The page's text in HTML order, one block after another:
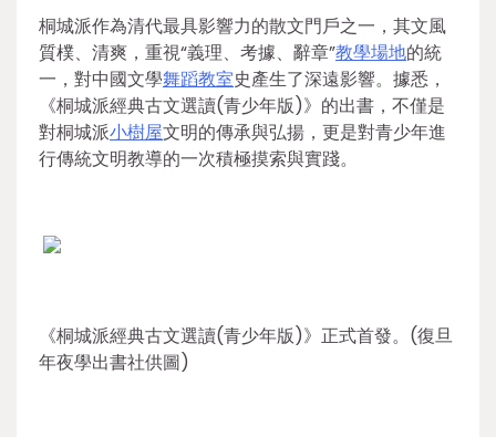
桐城派作為清代最具影響力的散文門戶之一，其文風
質樸、清爽，重視“義理、考據、辭章”教學場地的統
一，對中國文學舞蹈教室史產生了深遠影響。據悉，
《桐城派經典古文選讀(青少年版)》的出書，不僅是
對桐城派小樹屋文明的傳承與弘揚，更是對青少年進
行傳統文明教導的一次積極摸索與實踐。
《桐城派經典古文選讀(青少年版)》正式首發。(復旦
年夜學出書社供圖)